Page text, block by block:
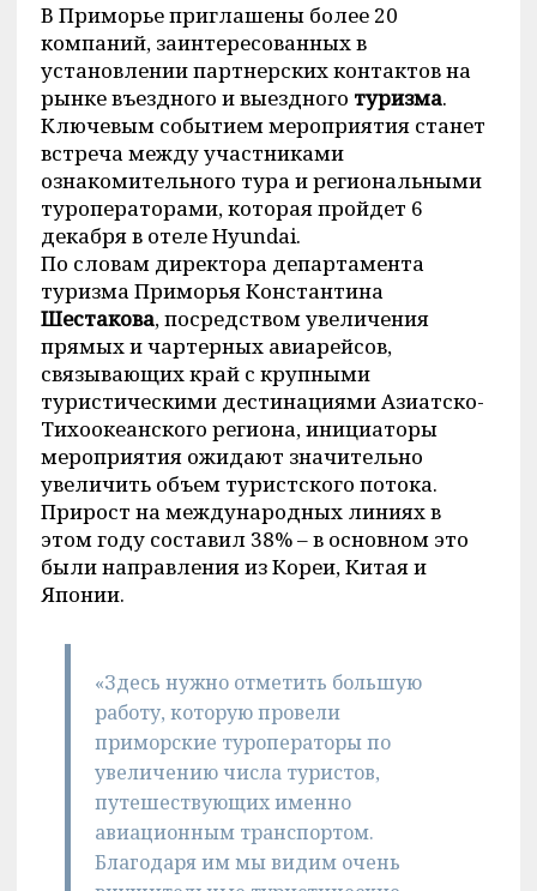
В Приморье приглашены более 20
компаний, заинтересованных в
установлении партнерских контактов на
рынке въездного и выездного туризма.
Ключевым событием мероприятия станет
встреча между участниками
ознакомительного тура и региональными
туроператорами, которая пройдет 6
декабря в отеле Hyundai.
По словам директора департамента
туризма Приморья Константина
Шестакова, посредством увеличения
прямых и чартерных авиарейсов,
связывающих край с крупными
туристическими дестинациями Азиатско-
Тихоокеанского региона, инициаторы
мероприятия ожидают значительно
увеличить объем туристского потока.
Прирост на международных линиях в
этом году составил 38% – в основном это
были направления из Кореи, Китая и
Японии.
«Здесь нужно отметить большую
работу, которую провели
приморские туроператоры по
увеличению числа туристов,
путешествующих именно
авиационным транспортом.
Благодаря им мы видим очень